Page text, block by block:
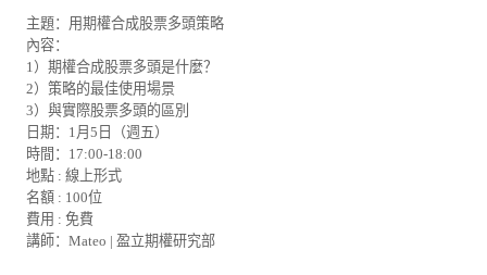
主題：用期權合成股票多頭策略
內容：
1）期權合成股票多頭是什麼？
2）策略的最佳使用場景
3）與實際股票多頭的區別
日期：1月5日（週五）
時間：17:00-18:00
地點 : 線上形式
名額 : 100位
費用 : 免費
講師：Mateo | 盈立期權研究部